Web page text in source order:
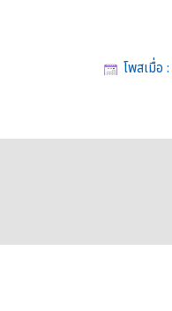
โพสเมื่อ :